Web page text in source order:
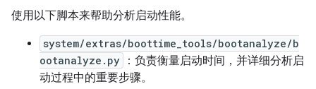
使用以下脚本来帮助分析启动性能。
system/extras/boottime_tools/bootanalyze/b
ootanalyze.py
：负责衡量启动时间，并详细分析启
动过程中的重要步骤。